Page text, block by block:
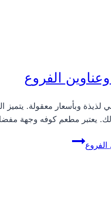
الفروع
وبأسعار معقولة.
يعتبر مطعم كوفه وجهة